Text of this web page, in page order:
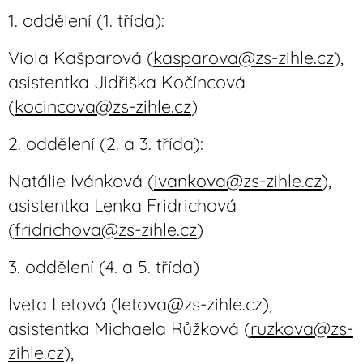
1. oddělení (1. třída):
Viola Kašparová (kasparova@zs-zihle.cz),
asistentka Jidřiška Kočíncová
(kocincova@zs-zihle.cz)
2. oddělení (2. a 3. třída):
Natálie Ivánková (ivankova@zs-zihle.cz),
asistentka Lenka Fridrichová
(fridrichova@zs-zihle.cz)
3. oddělení (4. a 5. třída)
Iveta Letová (letova@zs-zihle.cz),
asistentka Michaela Růžková (ruzkova@zs-
zihle.cz),